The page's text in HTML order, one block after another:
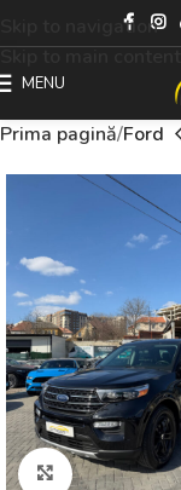
Skip to navigation
MENU
Prima pagină Ford
Click to